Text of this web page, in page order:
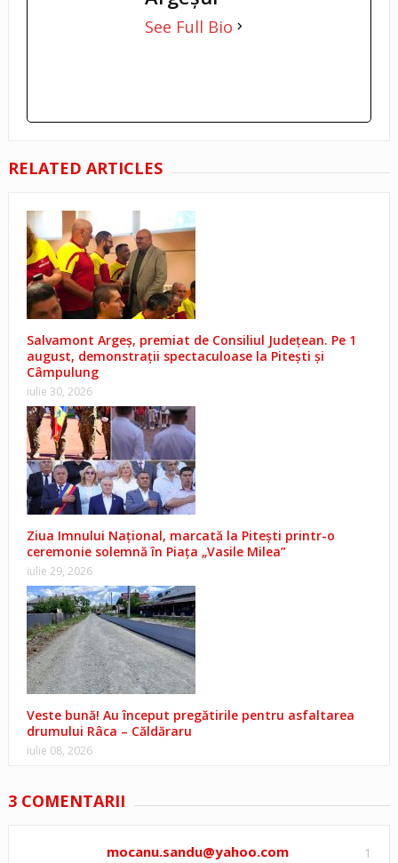
See Full Bio
RELATED ARTICLES
Salvamont Argeș, premiat de Consiliul Județean. Pe 1
august, demonstrații spectaculoase la Pitești și
Câmpulung
iulie 30, 2026
Ziua Imnului Național, marcată la Pitești printr-o
ceremonie solemnă în Piața „Vasile Milea”
iulie 29, 2026
Veste bună! Au început pregătirile pentru asfaltarea
drumului Râca – Căldăraru
iulie 08, 2026
3 COMENTARII
1
mocanu.sandu@yahoo.com